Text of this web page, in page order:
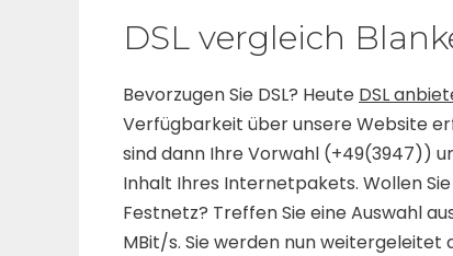
DSL vergleich
Bevorzugen Sie DSL? Heute DSL
Verfügbarkeit über unsere Website
sind dann Ihre Vorwahl (+49(3947))
Inhalt Ihres Internetpakets. Wollen
Festnetz? Treffen Sie eine Auswahl
MBit/s. Sie werden nun weitergeleitet